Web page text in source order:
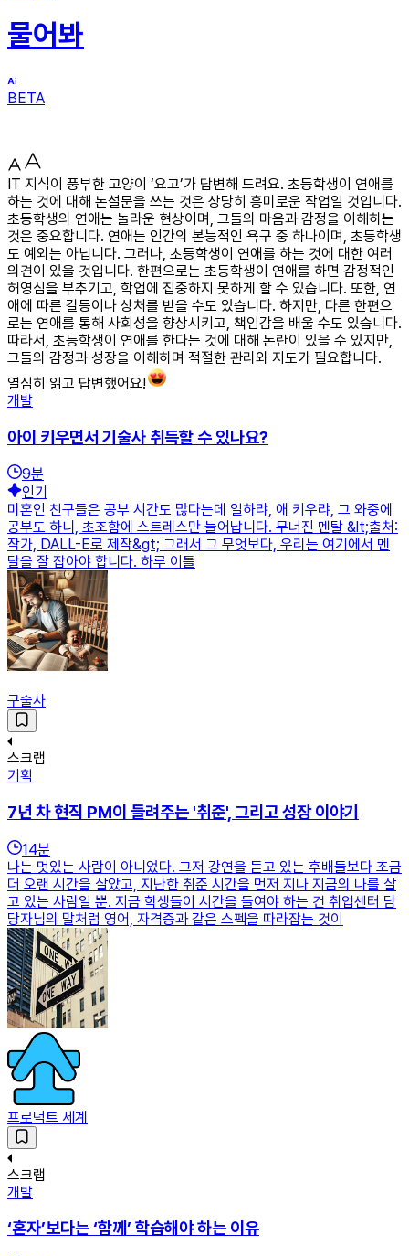
물어봐
BETA
IT 지식이 풍부한 고양이 ‘요고’가 답변해 드려요. 초등학생이 연애를
하는 것에 대해 논설문을 쓰는 것은 상당히 흥미로운 작업일 것입니다.
초등학생의 연애는 놀라운 현상이며, 그들의 마음과 감정을 이해하는
것은 중요합니다. 연애는 인간의 본능적인 욕구 중 하나이며, 초등학생
도 예외는 아닙니다. 그러나, 초등학생이 연애를 하는 것에 대한 여러
의견이 있을 것입니다. 한편으로는 초등학생이 연애를 하면 감정적인
허영심을 부추기고, 학업에 집중하지 못하게 할 수 있습니다. 또한, 연
애에 따른 갈등이나 상처를 받을 수도 있습니다. 하지만, 다른 한편으
로는 연애를 통해 사회성을 향상시키고, 책임감을 배울 수도 있습니다.
따라서, 초등학생이 연애를 한다는 것에 대해 논란이 있을 수 있지만,
그들의 감정과 성장을 이해하며 적절한 관리와 지도가 필요합니다.
열심히 읽고 답변했어요!
개발
아이 키우면서 기술사 취득할 수 있나요?
9분
인기
미혼인 친구들은 공부 시간도 많다는데 일하랴, 애 키우랴, 그 와중에
공부도 하니, 초조함에 스트레스만 늘어납니다. 무너진 멘탈 &lt;출처:
작가, DALL-E로 제작&gt; 그래서 그 무엇보다, 우리는 여기에서 멘
탈을 잘 잡아야 합니다. 하루 이틀
구술사
스크랩
기획
7년 차 현직 PM이 들려주는 '취준', 그리고 성장 이야기
14분
나는 멋있는 사람이 아니었다. 그저 강연을 듣고 있는 후배들보다 조금
더 오랜 시간을 살았고, 지난한 취준 시간을 먼저 지나 지금의 나를 살
고 있는 사람일 뿐. 지금 학생들이 시간을 들여야 하는 건 취업센터 담
당자님의 말처럼 영어, 자격증과 같은 스펙을 따라잡는 것이
프로덕트 세계
스크랩
개발
‘혼자’보다는 ‘함께’ 학습해야 하는 이유